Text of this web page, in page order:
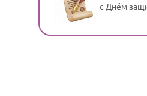
с Днём